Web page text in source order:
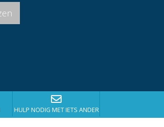
HULP NODIG MET IETS ANDERS?